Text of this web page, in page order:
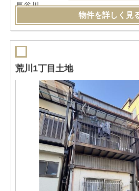
物件を詳しく見
荒川1丁目土地